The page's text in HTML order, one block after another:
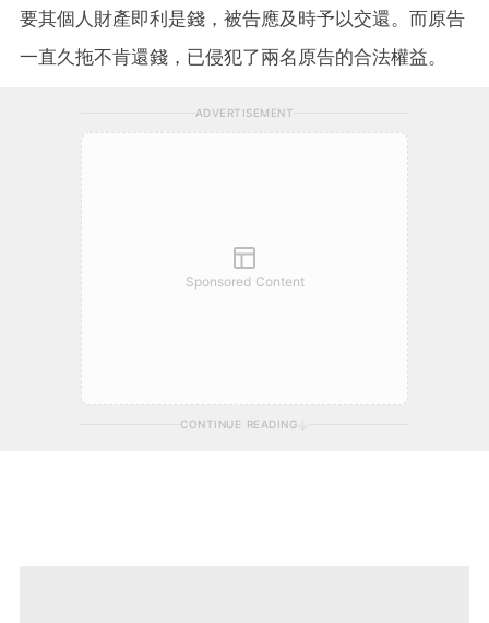
要其個人財產即利是錢，被告應及時予以交還。而原告
一直久拖不肯還錢，已侵犯了兩名原告的合法權益。
ADVERTISEMENT
Sponsored Content
CONTINUE READING